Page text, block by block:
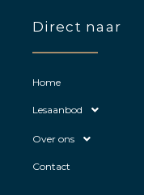
Direct naar
Home
Lesaanbod
Over ons
Contact